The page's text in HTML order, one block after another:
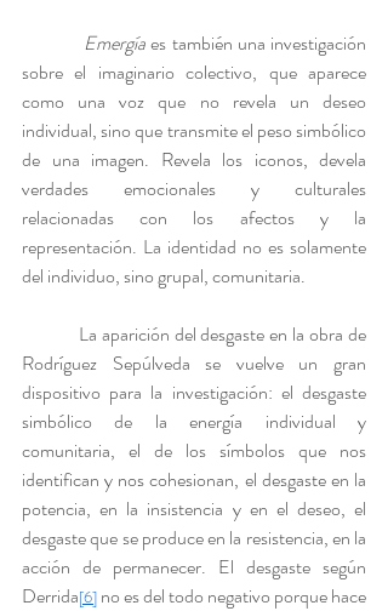
Emergía es también una investigación
sobre el imaginario colectivo, que aparece
como una voz que no revela un deseo
individual, sino que transmite el peso simbólico
de una imagen. Revela los iconos, devela
verdades emocionales y culturales
relacionadas con los afectos y la
representación. La identidad no es solamente
del individuo, sino grupal, comunitaria.
La aparición del desgaste en la obra de
Rodríguez Sepúlveda se vuelve un gran
dispositivo para la investigación: el desgaste
simbólico de la energía individual y
comunitaria, el de los símbolos que nos
identifican y nos cohesionan, el desgaste en la
potencia, en la insistencia y en el deseo, el
desgaste que se produce en la resistencia, en la
acción de permanecer. El desgaste según
Derrida[6] no es del todo negativo porque hace